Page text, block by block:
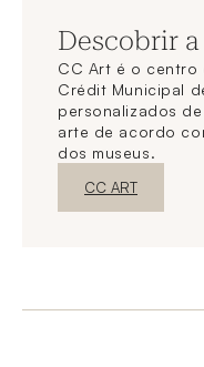
Descobrir a
CC Art é o centro
Crédit Municipal
personalizados
arte de acordo
dos museus.
Nova
CC ART